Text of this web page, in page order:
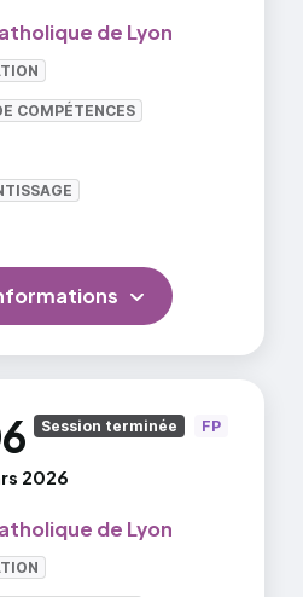
de Lyon
COMPÉTENCES
2026
de Lyon
Session terminée FP